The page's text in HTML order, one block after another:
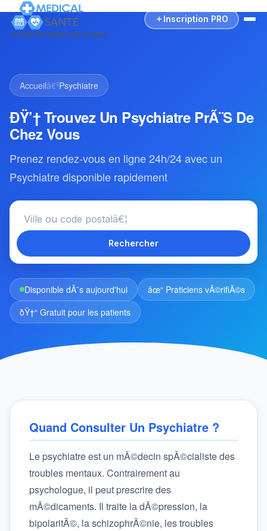
Inscription PRO
Accueilâ€ºPsychiatre
ÐŸ’† Trouvez Un Psychiatre PrÃ¨s De
Chez Vous
Prenez rendez-vous en ligne 24h/24 avec un
Psychiatre disponible rapidement
Rechercher
Disponible dÃ¨s aujourd'hui
âœ“ Praticiens vÃ©rifiÃ©s
ðŸ†“ Gratuit pour les patients
Quand Consulter Un Psychiatre ?
Le psychiatre est un mÃ©decin spÃ©cialiste des
troubles mentaux. Contrairement au
psychologue, il peut prescrire des
mÃ©dicaments. Il traite la dÃ©pression, la
bipolaritÃ©, la schizophrÃ©nie, les troubles